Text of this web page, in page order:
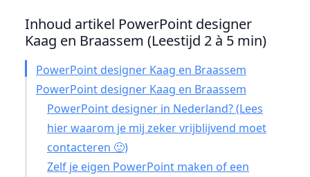
Inhoud artikel PowerPoint designer
Kaag en Braassem (Leestijd 2 à 5 min)
PowerPoint designer Kaag en Braassem
PowerPoint designer Kaag en Braassem
PowerPoint designer in Nederland? (Lees
hier waarom je mij zeker vrijblijvend moet
contacteren 🙂)
Zelf je eigen PowerPoint maken of een